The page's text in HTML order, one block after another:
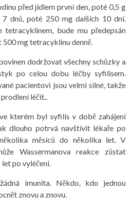
před jídlem první den, poté 0,5 g
7 dnů, poté 250 mg dalších 10 dní.
tetracyklinem, bude mu předepsán
mg tetracyklinu denně.
dodržovat všechny schůzky a
po celou dobu léčby syfilisem.
pacientovi jsou velmi silné, takže
prodlení léčit..
kterém byl syfilis v době zahájení
dlouho potrvá navštívit lékaře po
měsíců do několika let. V
Wassermanova reakce zůstat
po vyléčení.
imunita. Někdo, kdo jednou
znovu a znovu.